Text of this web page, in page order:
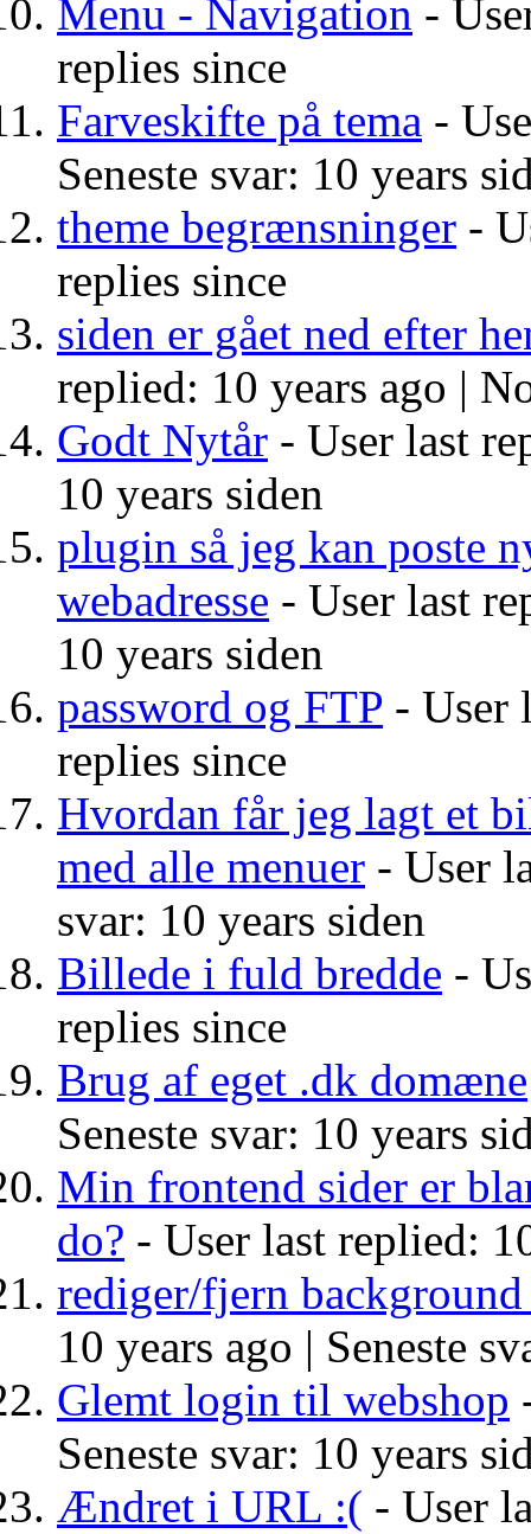
Menu - Navigation -
replies since
Farveskifte på tema -
Seneste svar: 10 years
theme begrænsninger -
replies since
siden er gået ned efter
replied: 10 years ago |
Godt Nytår - User last
10 years siden
plugin så jeg kan poste
webadresse - User last
10 years siden
password og FTP - User
replies since
Hvordan får jeg lagt et
med alle menuer - User
svar: 10 years siden
Billede i fuld bredde -
replies since
Brug af eget .dk domæne
Seneste svar: 10 years
Min frontend sider er
do? - User last replied:
rediger/fjern
10 years ago | Seneste
Glemt login til webshop
Seneste svar: 10 years
Ændret i URL :( - User